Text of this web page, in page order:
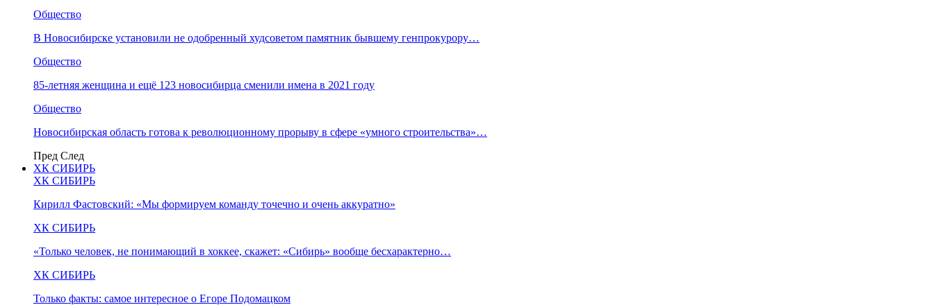
Общество
В Новосибирске установили не одобренный худсоветом памятник бывшему генпрокурору…
Общество
85-летняя женщина и ещё 123 новосибирца сменили имена в 2021 году
Общество
Новосибирская область готова к революционному прорыву в сфере «умного строительства»…
Пред След
ХК СИБИРЬ
ХК СИБИРЬ
Кирилл Фастовский: «Мы формируем команду точечно и очень аккуратно»
ХК СИБИРЬ
«Только человек, не понимающий в хоккее, скажет: «Сибирь» вообще бесхарактерно…
ХК СИБИРЬ
Только факты: самое интересное о Егоре Подомацком